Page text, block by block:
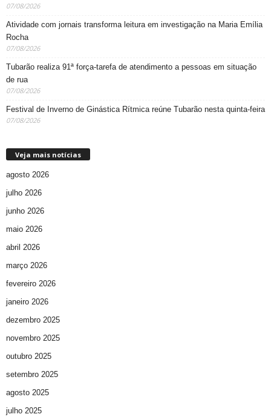
07/08/2026
Atividade com jornais transforma leitura em investigação na Maria Emília
Rocha
07/08/2026
Tubarão realiza 91ª força-tarefa de atendimento a pessoas em situação
de rua
07/08/2026
Festival de Inverno de Ginástica Rítmica reúne Tubarão nesta quinta-feira
07/08/2026
Veja mais notícias
agosto 2026
julho 2026
junho 2026
maio 2026
abril 2026
março 2026
fevereiro 2026
janeiro 2026
dezembro 2025
novembro 2025
outubro 2025
setembro 2025
agosto 2025
julho 2025